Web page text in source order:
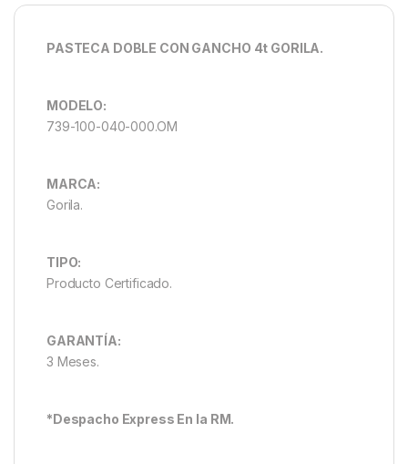
PASTECA DOBLE CON GANCHO 4t GORILA.
MODELO:
739-100-040-000.OM
MARCA:
Gorila.
TIPO:
Producto Certificado.
GARANTÍA:
3 Meses.
*Despacho Express En la RM.